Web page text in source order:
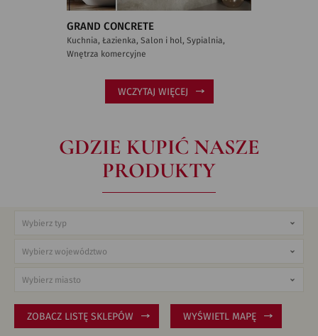
GRAND CONCRETE
Kuchnia, Łazienka, Salon i hol, Sypialnia,
Wnętrza komercyjne
WCZYTAJ WIĘCEJ
GDZIE KUPIĆ NASZE
PRODUKTY
ZOBACZ LISTĘ SKLEPÓW WYŚWIETL MAPĘ